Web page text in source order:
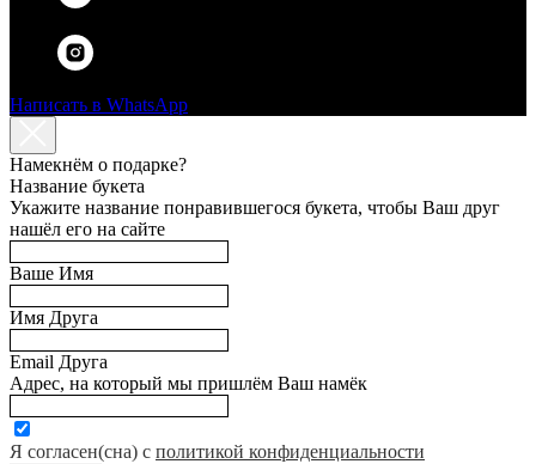
Написать в WhatsApp
Намекнём о подарке?
Название букета
Укажите название понравившегося букета, чтобы Ваш друг
нашёл его на сайте
Ваше Имя
Имя Друга
Email Друга
Адрес, на который мы пришлём Ваш намёк
Я согласен(сна) с политикой конфиденциальности